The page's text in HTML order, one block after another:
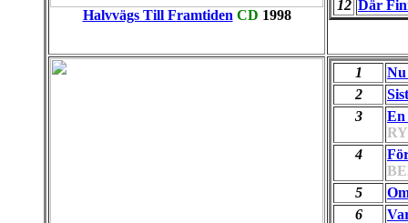
Halvvägs Till Framtiden CD 1998
12 Där
1
2
3
En
4
5
6